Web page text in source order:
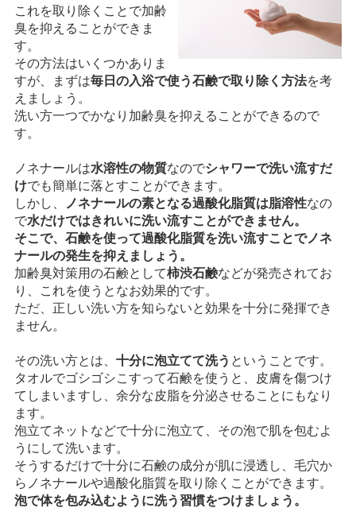
これを取り除くことで加齢
臭を抑えることができま
す。
その方法はいくつかありま
すが、まずは毎日の入浴で使う石鹸で取り除く方法を考
えましょう。
洗い方一つでかなり加齢臭を抑えることができるので
す。
ノネナールは水溶性の物質なのでシャワーで洗い流すだ
けでも簡単に落とすことができます。
しかし、
ノネナールの素となる過酸化脂質は脂溶性なの
で水だけではきれいに洗い流すことができません。
そこで、石鹸を使って過酸化脂質を洗い流すことでノネ
ナールの発生を抑えましょう。
加齢臭対策用の石鹸として柿渋石鹸などが発売されてお
り、これを使うとなお効果的です。
ただ、正しい洗い方を知らないと効果を十分に発揮でき
ません。
その洗い方とは、 十分に泡立てて洗う ということです。
タオルでゴシゴシこすって石鹸を使うと、皮膚を傷つけ
てしまいますし、余分な皮脂を分泌させることにもなり
ます。
泡立てネットなどで十分に泡立て、その泡で肌を包むよ
うにして洗います。
そうするだけで十分に石鹸の成分が肌に浸透し、毛穴か
らノネナールや過酸化脂質を取り除くことができます。
泡で体を包み込むように洗う習慣をつけましょう。